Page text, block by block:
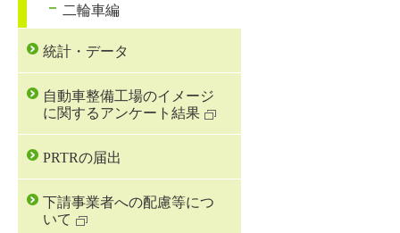
二輪車編
統計・データ
自動車整備工場のイメージ
に関するアンケート結果
PRTRの届出
下請事業者への配慮等につ
いて